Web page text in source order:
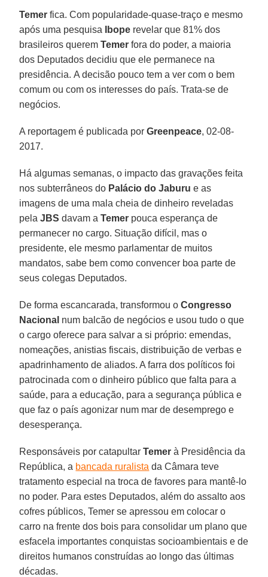
Temer fica. Com popularidade-quase-traço e mesmo
após uma pesquisa
Ibope revelar que 81% dos
brasileiros queremTemer fora do poder, a maioria
dos Deputados decidiu que ele permanece na
presidência. A decisão pouco tem a ver com o bem
comum ou com os interesses do país. Trata-se de
negócios.
A reportagem é publicada porGreenpeace, 02-08-
2017.
Há algumas semanas, o impacto das gravações feita
nos subterrâneos do Palácio do Jaburu e as
imagens de uma mala cheia de dinheiro reveladas
pelaJBS davam aTemer pouca esperança de
permanecer no cargo. Situação difícil, mas o
presidente, ele mesmo parlamentar de muitos
mandatos, sabe bem como convencer boa parte de
seus colegas Deputados.
De forma escancarada, transformou o Congresso
Nacional num balcão de negócios e usou tudo o que
o cargo oferece para salvar a si próprio: emendas,
nomeações, anistias fiscais, distribuição de verbas e
apadrinhamento de aliados. A farra dos políticos foi
patrocinada com o dinheiro público que falta para a
saúde, para a educação, para a segurança pública e
que faz o país agonizar num mar de desemprego e
desesperança.
Responsáveis por catapultarTemer à Presidência da
República, a bancada ruralista da Câmara teve
tratamento especial na troca de favores para mantê-lo
no poder. Para estes Deputados, além do assalto aos
cofres públicos, Temer se apressou em colocar o
carro na frente dos bois para consolidar um plano que
esfacela importantes conquistas socioambientais e de
direitos humanos construídas ao longo das últimas
décadas.